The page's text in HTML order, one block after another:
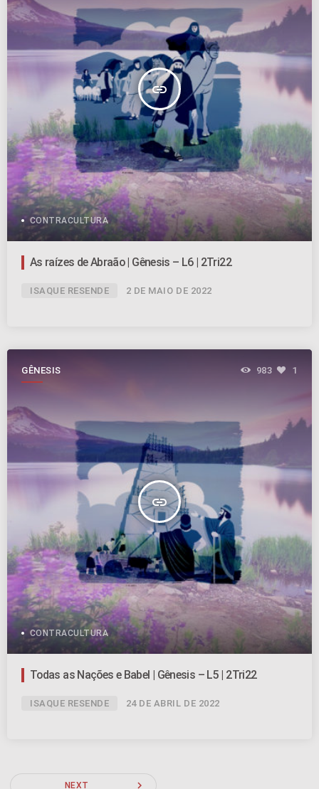
insert_link
CONTRACULTURA
As raízes de Abraão | Gênesis – L6 | 2Tri22
ISAQUE RESENDE 2 DE MAIO DE 2022
GÊNESIS
insert_link
983 1
CONTRACULTURA
Todas as Nações e Babel | Gênesis – L5 | 2Tri22
ISAQUE RESENDE 24 DE ABRIL DE 2022
NEXT navigate_next